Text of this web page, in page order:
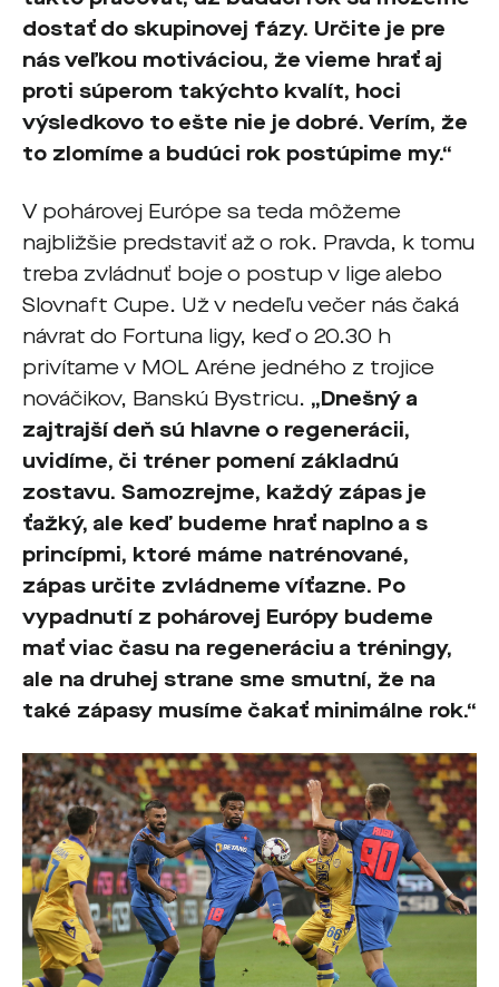
dostať do skupinovej fázy. Určite je pre
nás veľkou motiváciou, že vieme hrať aj
proti súperom takýchto kvalít, hoci
výsledkovo to ešte nie je dobré. Verím, že
to zlomíme a budúci rok postúpime my.“
V pohárovej Európe sa teda môžeme
najbližšie predstaviť až o rok. Pravda, k tomu
treba zvládnuť boje o postup v lige alebo
Slovnaft Cupe. Už v nedeľu večer nás čaká
návrat do Fortuna ligy, keď o 20.30 h
privítame v MOL Aréne jedného z trojice
nováčikov, Banskú Bystricu. „Dnešný a
zajtrajší deň sú hlavne o regenerácii,
uvidíme, či tréner pomení základnú
zostavu. Samozrejme, každý zápas je
ťažký, ale keď budeme hrať naplno a s
princípmi, ktoré máme natrénované,
zápas určite zvládneme víťazne. Po
vypadnutí z pohárovej Európy budeme
mať viac času na regeneráciu a tréningy,
ale na druhej strane sme smutní, že na
také zápasy musíme čakať minimálne rok.“